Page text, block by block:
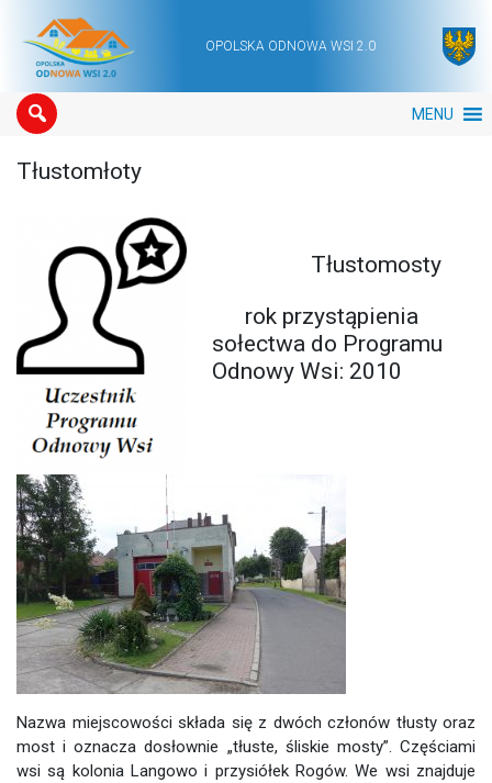
Main NavigationOPOLSKA ODNOWA WSI 2.0
MENU
Tłustomłoty
Tłustomosty
rok przystąpienia
sołectwa do Programu
Odnowy Wsi: 2010
Nazwa miejscowości składa się z dwóch członów tłusty oraz
most i oznacza dosłownie „tłuste, śliskie mosty”. Częściami
wsi są kolonia Langowo i przysiółek Rogów. We wsi znajduje